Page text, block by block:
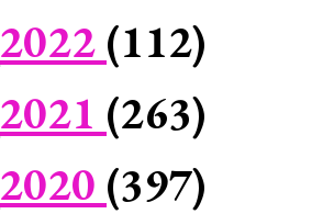
2022 (112)
2021 (263)
2020 (397)